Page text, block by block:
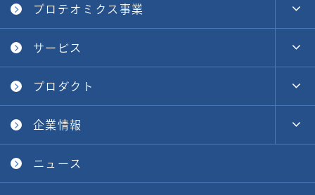
プロテオミクス事業
サービス
プロダクト
企業情報
ニュース